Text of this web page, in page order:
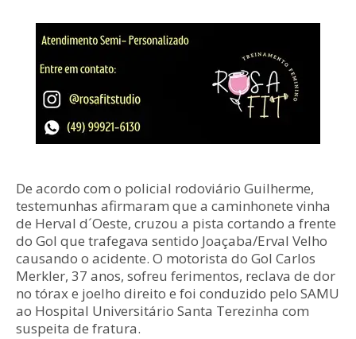
De acordo com o policial rodoviário Guilherme,
testemunhas afirmaram que a caminhonete vinha
de Herval d´Oeste, cruzou a pista cortando a frente
do Gol que trafegava sentido Joaçaba/Erval Velho
causando o acidente. O motorista do Gol Carlos
Merkler, 37 anos, sofreu ferimentos, reclava de dor
no tórax e joelho direito e foi conduzido pelo SAMU
ao Hospital Universitário Santa Terezinha com
suspeita de fratura.